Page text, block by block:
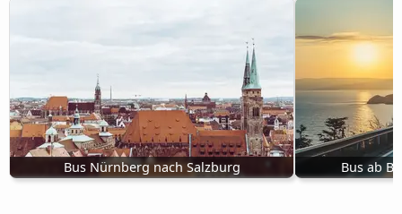
Bus Nürnberg nach Salzburg Bus ab